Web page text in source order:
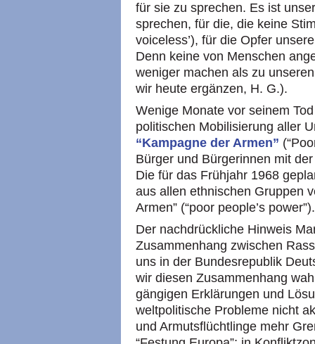
für sie zu sprechen. Es ist
sprechen, für die, die keine
voiceless’), für die Opfer
Denn keine von Menschen
weniger machen als zu
wir heute ergänzen, H. G.).
Wenige Monate vor seinem
politischen Mobilisierung aller
“Kampagne der Armen”
Bürger und Bürgerinnen mit
Die für das Frühjahr 1968
aus allen ethnischen Gruppen
Armen” (“poor people’s power”).
Der nachdrückliche Hinweis
Zusammenhang zwischen
uns in der Bundesrepublik
wir diesen Zusammenhang
gängigen Erklärungen und
weltpolitische Probleme nicht
und Armutsflüchtlinge mehr